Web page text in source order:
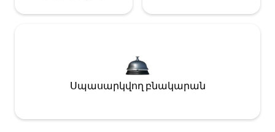
Սպասարկվող բնակարան